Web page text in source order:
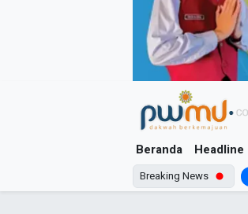
Beranda Headline
Breaking News